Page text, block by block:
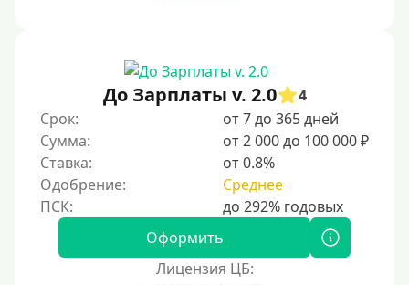
Без документов
По ИНН
По загранпаспорту
По военному билету
По водительскому удостоверению
Без СНИЛСа
До Зарплаты v. 2.0
4
Срок:
от 7 до 365 дней
Сумма:
от 2 000 до 100 000 ₽
Ставка:
от 0.8%
Одобрение:
Среднее
Оформить
Лицензия ЦБ: